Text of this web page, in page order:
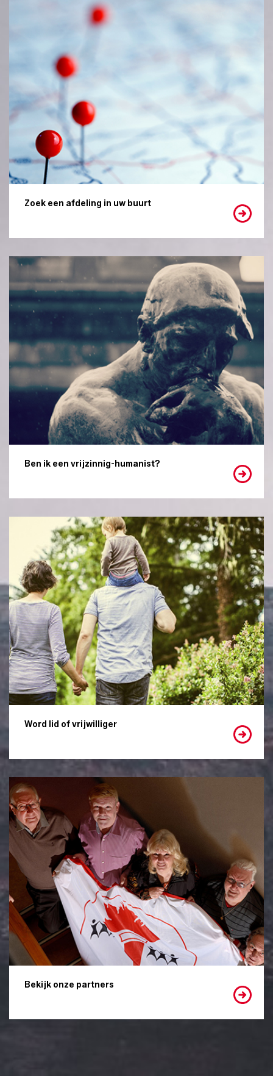
Zoek een afdeling in uw buurt
Ben ik een vrijzinnig-humanist?
Word lid of vrijwilliger
Bekijk onze partners